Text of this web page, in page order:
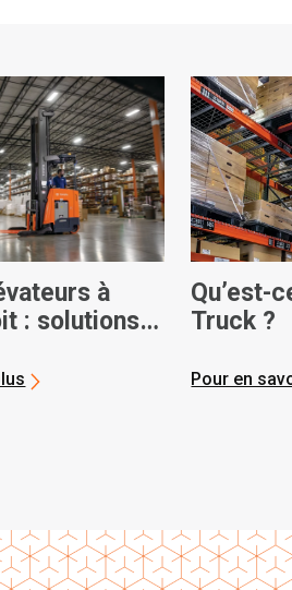
à
: solutions
Qu’est-
Truck ?
Pour en